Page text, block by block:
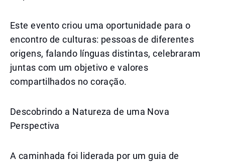
Este evento criou uma oportunidade para o
encontro de culturas: pessoas de diferentes
origens, falando línguas distintas, celebraram
juntas com um objetivo e valores
compartilhados no coração.
Descobrindo a Natureza de uma Nova
Perspectiva
A caminhada foi liderada por um guia de